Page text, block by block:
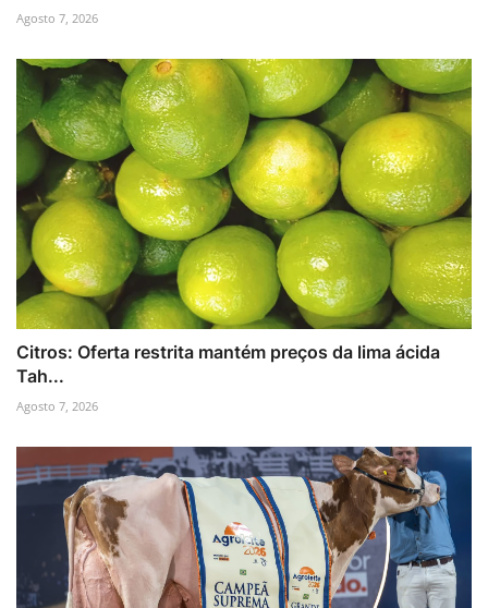
Agosto 7, 2026
Citros: Oferta restrita mantém preços da lima ácida
Tah...
Agosto 7, 2026